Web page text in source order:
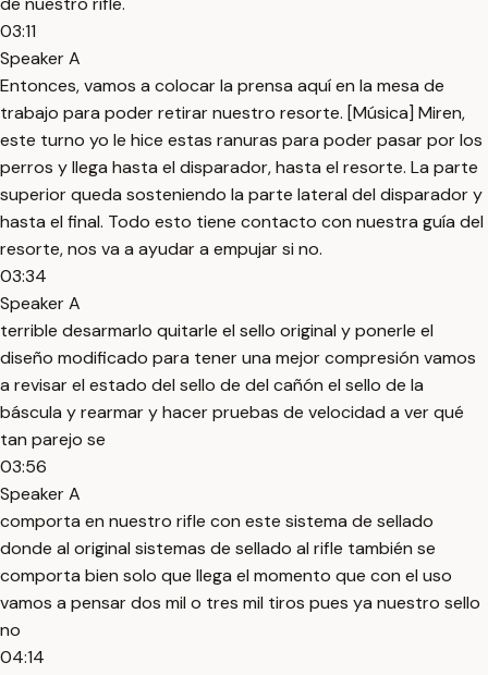
03:11
Speaker A
Entonces, vamos a colocar la prensa aquí en la mesa de
trabajo para poder retirar nuestro resorte. [Música] Miren,
este turno yo le hice estas ranuras para poder pasar por los
perros y llega hasta el disparador, hasta el resorte. La parte
superior queda sosteniendo la parte lateral del disparador y
hasta el final. Todo esto tiene contacto con nuestra guía del
resorte, nos va a ayudar a empujar si no.
03:34
Speaker A
terrible desarmarlo quitarle el sello original y ponerle el
diseño modificado para tener una mejor compresión vamos
a revisar el estado del sello de del cañón el sello de la
báscula y rearmar y hacer pruebas de velocidad a ver qué
tan parejo se
03:56
Speaker A
comporta en nuestro rifle con este sistema de sellado
donde al original sistemas de sellado al rifle también se
comporta bien solo que llega el momento que con el uso
vamos a pensar dos mil o tres mil tiros pues ya nuestro sello
no
04:14